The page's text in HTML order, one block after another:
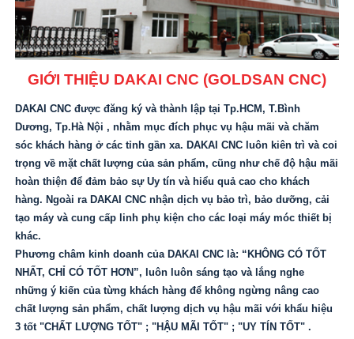
Máy tiện CNC
Máy cắt tia nước
GIỚI THIỆU DAKAI CNC (GOLDSAN CNC)
DAKAI CNC được đăng ký và thành lập tại Tp.HCM, T.Bình
Dương, Tp.Hà Nội , nhằm mục đích phục vụ hậu mãi và chăm
sóc khách hàng ở các tỉnh gần xa. DAKAI CNC luôn kiên trì và coi
trọng về mặt chất lượng của sản phẩm, cũng như chế độ hậu mãi
hoàn thiện để đảm bảo sự Uy tín và hiểu quả cao cho khách
hàng. Ngoài ra DAKAI CNC nhận dịch vụ bảo trì, bảo dưỡng, cải
tạo máy và cung cấp linh phụ kiện cho các loại máy móc thiết bị
khác.
Phương châm kinh doanh của DAKAI CNC là: “KHÔNG CÓ TỐT
NHẤT, CHỈ CÓ TỐT HƠN”, luôn luôn sáng tạo và lắng nghe
những ý kiến của từng khách hàng để không ngừng nâng cao
chất lượng sản phẩm, chất lượng dịch vụ hậu mãi với khẩu hiệu
3 tốt "CHẤT LƯỢNG TỐT" ; "HẬU MÃI TỐT" ; "UY TÍN TỐT" .